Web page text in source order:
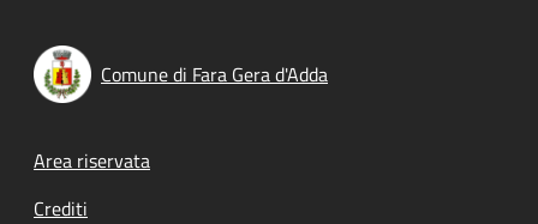
Comune di Fara Gera d'Adda
Footer menu
Area riservata
Crediti